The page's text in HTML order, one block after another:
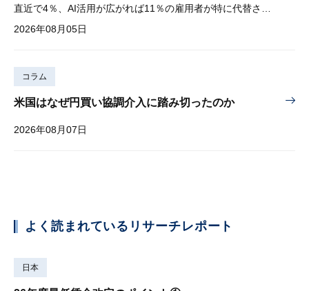
2026年08月05日
コラム
米国はなぜ円買い協調介入に踏み切ったのか
2026年08月07日
よく読まれているリサーチレポート
日本